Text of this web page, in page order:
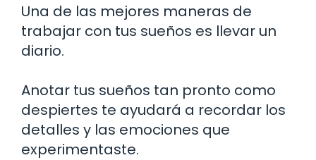
Una de las mejores maneras de
trabajar con tus sueños es llevar un
diario.
Anotar tus sueños tan pronto como
despiertes te ayudará a recordar los
detalles y las emociones que
experimentaste.